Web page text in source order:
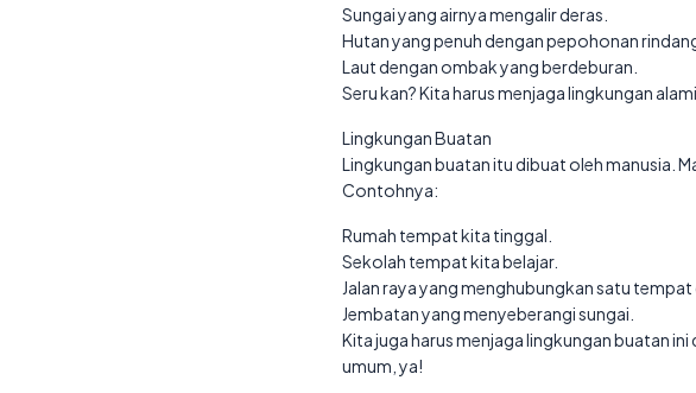
Sungai yang airnya mengalir deras.
Hutan yang penuh dengan pepohonan
Laut dengan ombak yang berdeburan.
Seru kan? Kita harus menjaga lingkungan
Lingkungan Buatan
Lingkungan buatan itu dibuat oleh manusia.
Contohnya:
Rumah tempat kita tinggal.
Sekolah tempat kita belajar.
Jalan raya yang menghubungkan satu tempat
Jembatan yang menyeberangi sungai.
Kita juga harus menjaga lingkungan buatan
umum, ya!